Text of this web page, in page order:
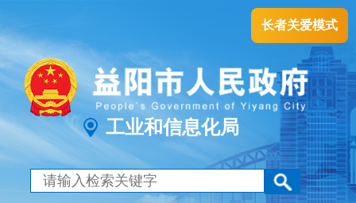
长者关爱模式
工业和信息化局